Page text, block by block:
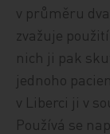
v průměru
zvažuje
nich ji pak
jednoho
v Liberci ji v
Používá se